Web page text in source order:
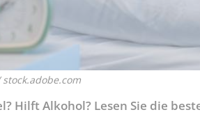
Hilft Alkohol? Lesen Sie die